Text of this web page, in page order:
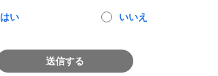
はい いいえ
送信する